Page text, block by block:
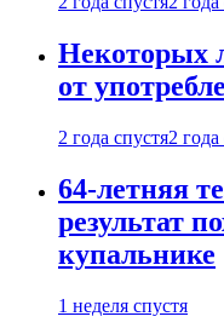
Некоторых
от
2 года спустя2 года
64-летняя
результат
купальнике
1 неделя спустя